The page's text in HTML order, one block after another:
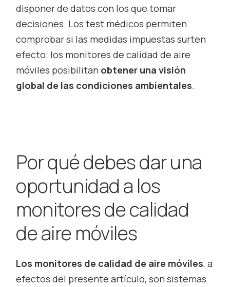
disponer de datos con los que tomar
decisiones. Los test médicos permiten
comprobar si las medidas impuestas surten
efecto; los monitores de calidad de aire
móviles posibilitan obtener una visión
global de las condiciones ambientales.
Por qué debes dar una
oportunidad a los
monitores de calidad
de aire móviles
Los monitores de calidad de aire móviles, a
efectos del presente artículo, son sistemas